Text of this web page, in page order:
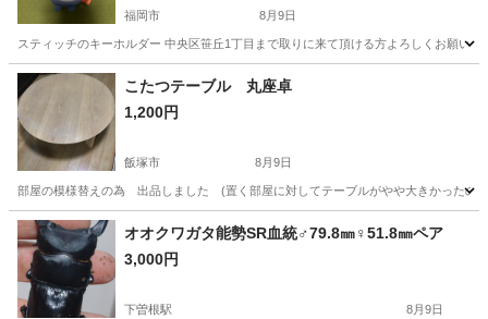
福岡市 8月9日
スティッチのキーホルダー 中央区笹丘1丁目まで取りに来て頂ける方よろしくお願い致
福岡 福岡市 その他
こたつテーブル 丸座卓
1,200円
飯塚市 8月9日
部屋の模様替えの為 出品しました (置く部屋に対してテーブルがやや大きかった
福岡 飯塚市 その他 部屋
オオクワガタ能勢SR血統♂79.8㎜♀51.8㎜ペア
3,000円
下曽根駅 8月9日